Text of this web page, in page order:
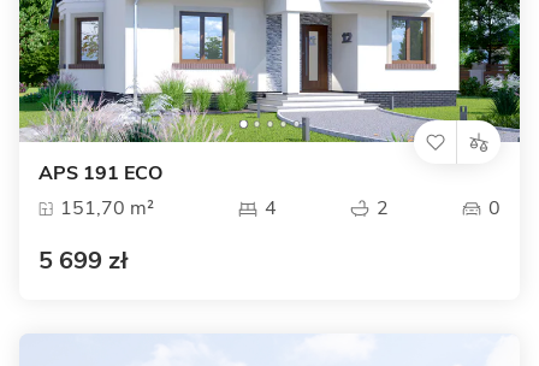
APS 191 ECO
151,70 m²
4 2 0
5 699 zł